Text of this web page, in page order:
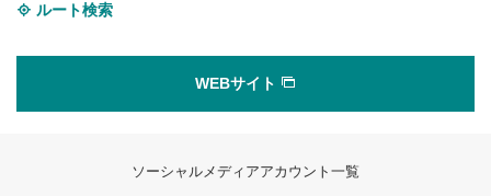
ルート検索
WEBサイト
ソーシャルメディアアカウント一覧